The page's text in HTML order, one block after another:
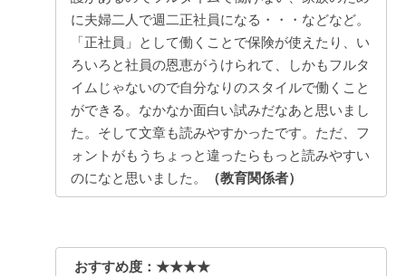
に夫婦二人で週二正社員になる・・・などなど。
「正社員」として働くことで保険が使えたり、い
ろいろと社員の恩恵がうけられて、しかもフルタ
イムじゃないので自分なりのスタイルで働くこと
ができる。なかなか面白い試みだなあと思いまし
た。そして文章も読みやすかったです。ただ、フ
ォントがもうちょっと違ったらもっと読みやすい
のになと思いました。
（教育関係者）
おすすめ度：★★★★